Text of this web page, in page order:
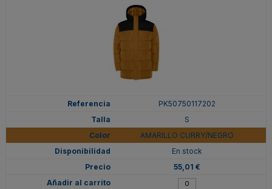
PK50750117202
S
AMARILLO CURRY/NEGRO
En stock
55,01 €